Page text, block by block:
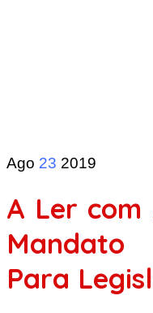
Ago 23 2019
A Ler com
Para